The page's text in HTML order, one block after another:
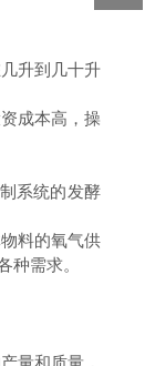
升到几十升
成本高，操
系统的发酵
料的氧气供
种需求。
量和质量，